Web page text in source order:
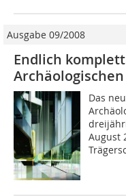
Ausgabe 09/2008
Endlich
Das
August